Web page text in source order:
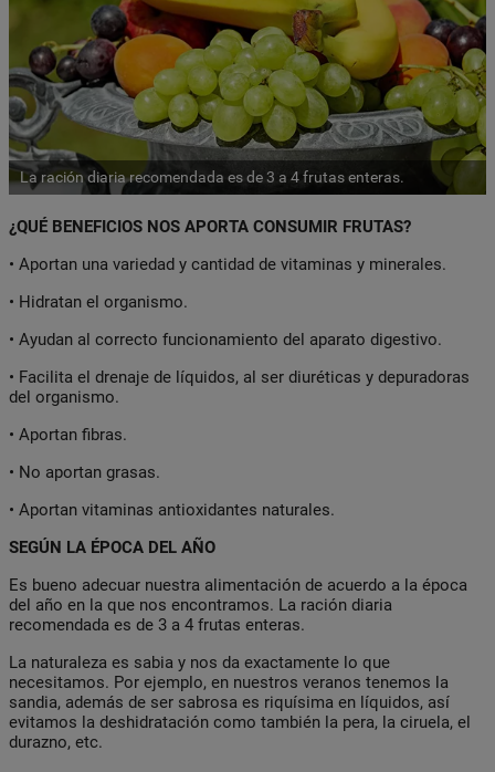
La ración diaria recomendada es de 3 a 4 frutas enteras.
¿QUÉ BENEFICIOS NOS APORTA CONSUMIR FRUTAS?
• Aportan una variedad y cantidad de vitaminas y minerales.
• Hidratan el organismo.
• Ayudan al correcto funcionamiento del aparato digestivo.
• Facilita el drenaje de líquidos, al ser diuréticas y depuradoras
del organismo.
• Aportan fibras.
• No aportan grasas.
• Aportan vitaminas antioxidantes naturales.
SEGÚN LA ÉPOCA DEL AÑO
Es bueno adecuar nuestra alimentación de acuerdo a la época
del año en la que nos encontramos. La ración diaria
recomendada es de 3 a 4 frutas enteras.
La naturaleza es sabia y nos da exactamente lo que
necesitamos. Por ejemplo, en nuestros veranos tenemos la
sandia, además de ser sabrosa es riquísima en líquidos, así
evitamos la deshidratación como también la pera, la ciruela, el
durazno, etc.